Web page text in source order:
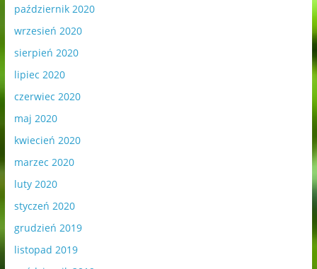
październik 2020
wrzesień 2020
sierpień 2020
lipiec 2020
czerwiec 2020
maj 2020
kwiecień 2020
marzec 2020
luty 2020
styczeń 2020
grudzień 2019
listopad 2019